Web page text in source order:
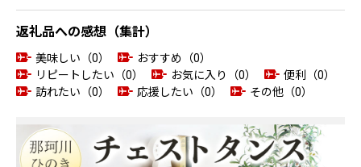
返礼品への感想（集計）
美味しい（0）
おすすめ（0）
リピートしたい（0）
お気に入り（0）
便利（0）
訪れたい（0）
応援したい（0） その他（0）